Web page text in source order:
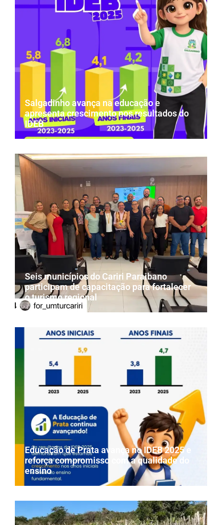
Salgadinho avança na educação e
apresenta crescimento nos resultados do
IDEB
Seis municípios do Cariri Paraibano
participam de capacitação para fortalecer
o turismo regional
Educação de Prata avança no IDEB 2025 e
reforça compromisso com a qualidade do
ensino